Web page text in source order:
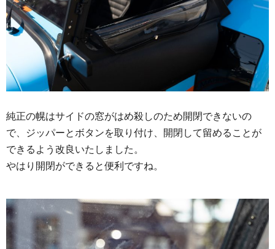
純正の幌はサイドの窓がはめ殺しのため開閉できないの
で、ジッパーとボタンを取り付け、開閉して留めることが
できるよう改良いたしました。
やはり開閉ができると便利ですね。